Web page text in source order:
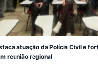
atuação da Polícia Civil e
reunião regional